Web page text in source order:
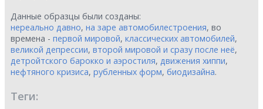
Данные образцы были созданы:
нереально давно, на заре автомобилестроения, во
времена - первой мировой, классических автомобилей,
великой депрессии, второй мировой и сразу после неё,
детройтского барокко и аэростиля, движения хиппи,
нефтяного кризиса, рубленных форм, биодизайна.
Теги: